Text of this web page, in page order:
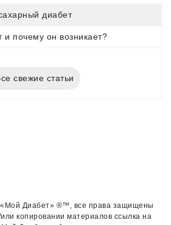
диабет
и почему он возникает?
свежие статьи
Диабет» ®™, все права защищены
копировании материалов ссылка на